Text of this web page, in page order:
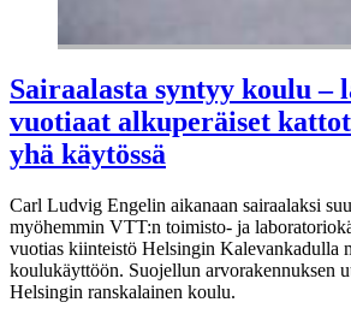
Sairaalasta syntyy koulu –
vuotiaat alkuperäiset
yhä käytössä
Carl Ludvig Engelin aikanaan sairaalaksi
myöhemmin VTT:n toimisto- ja
vuotias kiinteistö Helsingin Kalevankadulla
koulukäyttöön. Suojellun arvorakennuksen
Helsingin ranskalainen koulu.